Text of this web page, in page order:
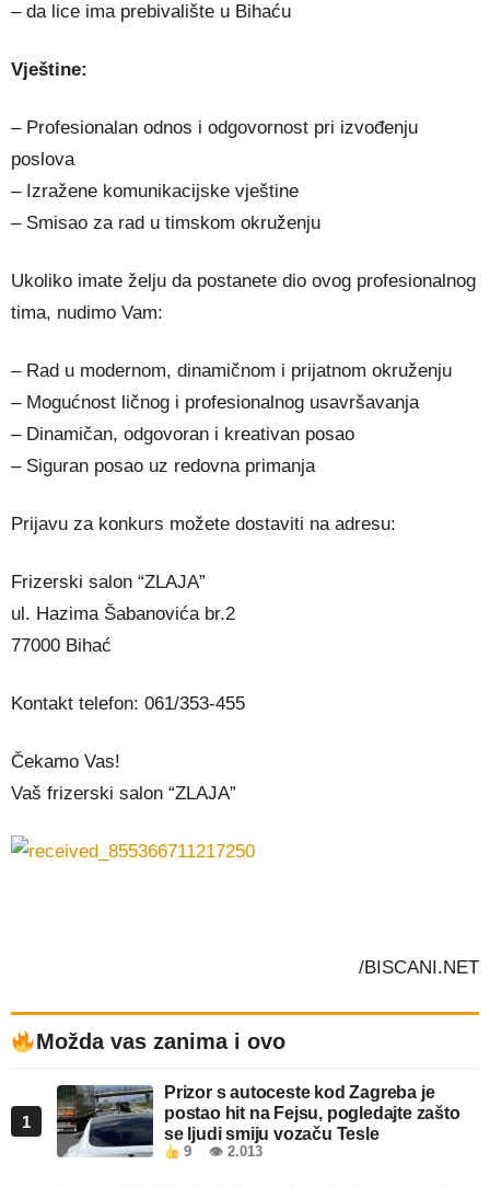
– da lice ima prebivalište u Bihaću
Vještine:
– Profesionalan odnos i odgovornost pri izvođenju
poslova
– Izražene komunikacijske vještine
– Smisao za rad u timskom okruženju
Ukoliko imate želju da postanete dio ovog profesionalnog
tima, nudimo Vam:
– Rad u modernom, dinamičnom i prijatnom okruženju
– Mogućnost ličnog i profesionalnog usavršavanja
– Dinamičan, odgovoran i kreativan posao
– Siguran posao uz redovna primanja
Prijavu za konkurs možete dostaviti na adresu:
Frizerski salon “ZLAJA”
ul. Hazima Šabanovića br.2
77000 Bihać
Kontakt telefon: 061/353-455
Čekamo Vas!
Vaš frizerski salon “ZLAJA”
/BISCANI.NET
Možda vas zanima i ovo
1
Prizor s autoceste kod Zagreba je
postao hit na Fejsu, pogledajte zašto
se ljudi smiju vozaču Tesle
9 👁 2.013